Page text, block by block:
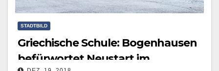
STADTBILD
Griechische Schule: Bogenhausen
befürwortet Neustart im